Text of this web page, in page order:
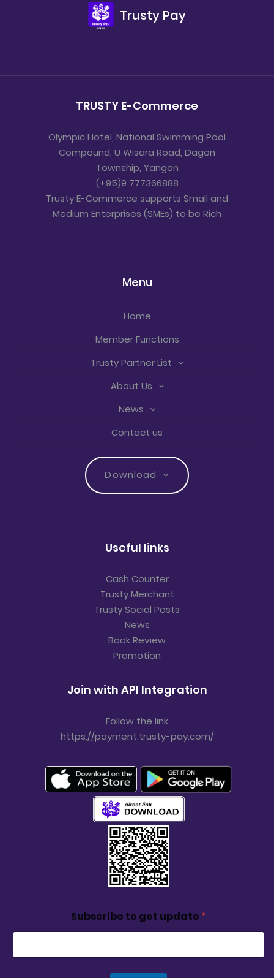
Trusty Pay
TRUSTY E-Commerce
Olympic Hotel, National Swimming Pool
Compound, U Wisara Road, Dagon
Township, Yangon
(+95)9 777366888
Trusty E-Commerce supports Small and
Medium Enterprises (SMEs) to be Rich
Menu
Home
Member Functions
Trusty Partner List
About Us
News
Contact us
Download
Useful links
Cash Counter
Trusty Merchant
Trusty Social Posts
News
Book Review
Promotion
Join with API Integration
Follow the link
https://payment.trusty-pay.com/
Subscribe to get update *